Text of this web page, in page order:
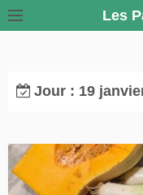
k
Les
Jour : 19